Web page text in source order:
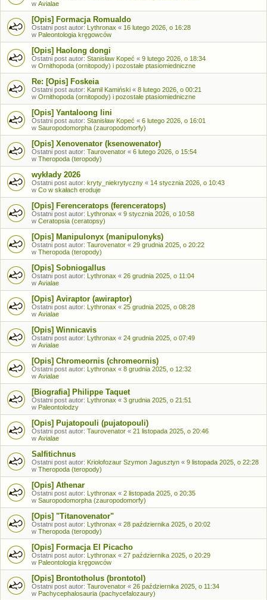
w Avialae
[Opis] Formacja Romualdo
Ostatni post autor: Lythronax « 16 lutego 2026, o 16:28
w Paleontologia kręgowców
[Opis] Haolong dongi
Ostatni post autor: Stanisław Kopeć « 9 lutego 2026, o 18:34
w Ornithopoda (ornitopody) i pozostałe ptasiomiedniczne
Re: [Opis] Foskeia
Ostatni post autor: Kamil Kamiński « 8 lutego 2026, o 00:21
w Ornithopoda (ornitopody) i pozostałe ptasiomiedniczne
[Opis] Yantaloong lini
Ostatni post autor: Stanisław Kopeć « 6 lutego 2026, o 16:01
w Sauropodomorpha (zauropodomorfy)
[Opis] Xenovenator (ksenowenator)
Ostatni post autor: Taurovenator « 6 lutego 2026, o 15:54
w Theropoda (teropody)
wykłady 2026
Ostatni post autor: kryty_niekrytyczny « 14 stycznia 2026, o 10:43
w Co w skałach eroduje
[Opis] Ferenceratops (ferenceratops)
Ostatni post autor: Lythronax « 9 stycznia 2026, o 10:58
w Ceratopsia (ceratopsy)
[Opis] Manipulonyx (manipulonyks)
Ostatni post autor: Taurovenator « 29 grudnia 2025, o 20:22
w Theropoda (teropody)
[Opis] Sobniogallus
Ostatni post autor: Lythronax « 26 grudnia 2025, o 11:04
w Avialae
[Opis] Aviraptor (awiraptor)
Ostatni post autor: Lythronax « 25 grudnia 2025, o 08:28
w Avialae
[Opis] Winnicavis
Ostatni post autor: Lythronax « 24 grudnia 2025, o 07:49
w Avialae
[Opis] Chromeornis (chromeornis)
Ostatni post autor: Lythronax « 8 grudnia 2025, o 12:32
w Avialae
[Biografia] Philippe Taquet
Ostatni post autor: Lythronax « 3 grudnia 2025, o 21:51
w Paleontolodzy
[Opis] Pujatopouli (pujatopouli)
Ostatni post autor: Taurovenator « 21 listopada 2025, o 20:46
w Avialae
Salfitichnus
Ostatni post autor: Kriolofozaur Szymon Jagusztyn « 9 listopada 2025, o 22:28
w Theropoda (teropody)
[Opis] Athenar
Ostatni post autor: Lythronax « 2 listopada 2025, o 20:35
w Sauropodomorpha (zauropodomorfy)
[Opis] "Titanovenator"
Ostatni post autor: Lythronax « 28 października 2025, o 20:02
w Theropoda (teropody)
[Opis] Formacja El Picacho
Ostatni post autor: Lythronax « 27 października 2025, o 20:29
w Paleontologia kręgowców
[Opis] Brontotholus (brontotol)
Ostatni post autor: Taurovenator « 26 października 2025, o 11:34
w Pachycephalosauria (pachycefalozaury)